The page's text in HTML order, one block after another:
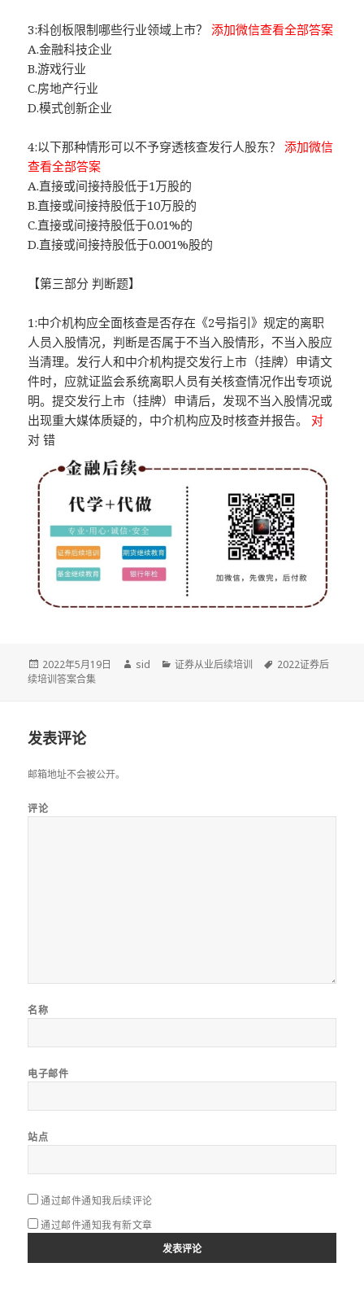
3:科创板限制哪些行业领域上市？添加微信查看全部答案
A.金融科技企业
B.游戏行业
C.房地产行业
D.模式创新企业
4:以下那种情形可以不予穿透核查发行人股东？添加微信
查看全部答案
A.直接或间接持股低于1万股的
B.直接或间接持股低于10万股的
C.直接或间接持股低于0.01%的
D.直接或间接持股低于0.001%股的
【第三部分 判断题】
1:中介机构应全面核查是否存在《2号指引》规定的离职
人员入股情况，判断是否属于不当入股情形，不当入股应
当清理。发行人和中介机构提交发行上市（挂牌）申请文
件时，应就证监会系统离职人员有关核查情况作出专项说
明。提交发行上市（挂牌）申请后，发现不当入股情况或
出现重大媒体质疑的，中介机构应及时核查并报告。 对
对 错
发
布
2022年5月19日
作
sid
分
证券从业后续培训
标
2022证券后
续培训答案合集
发表评论
邮箱地址不会被公开。
评论
名称
电子邮件
站点
通过邮件通知我后续评论
通过邮件通知我有新文章